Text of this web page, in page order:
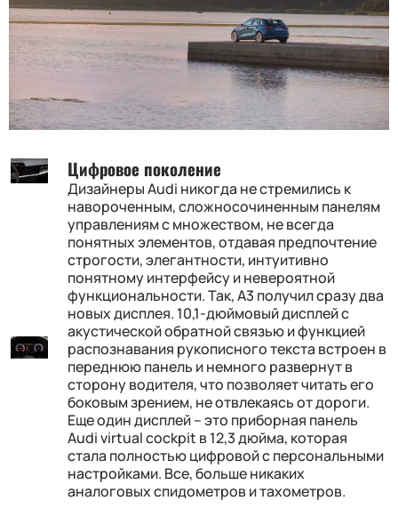
Цифровое поколение
Дизайнеры Audi никогда не стремились к
навороченным, сложносочиненным панелям
управлениям с множеством, не всегда
понятных элементов, отдавая предпочтение
строгости, элегантности, интуитивно
понятному интерфейсу и невероятной
функциональности. Так, A3 получил сразу два
новых дисплея. 10,1-дюймовый дисплей с
акустической обратной связью и функцией
распознавания рукописного текста встроен в
переднюю панель и немного развернут в
сторону водителя, что позволяет читать его
боковым зрением, не отвлекаясь от дороги.
Еще один дисплей – это приборная панель
Audi virtual cockpit в 12,3 дюйма, которая
стала полностью цифровой с персональными
настройками. Все, больше никаких
аналоговых спидометров и тахометров.